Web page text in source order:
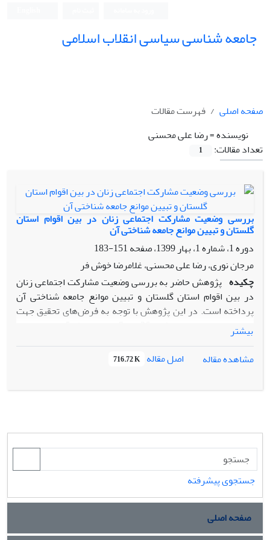
جامعه شناسی سیاسی انقلاب اسلامی
صفحه اصلی
فهرست مقالات
نویسنده =رضا علی محسنی
تعداد مقالات:
1
بررسی وضعیت مشارکت اجتماعی زنان در بین اقوام استان
گلستان و تبیین موانع جامعه شناختی آن
دوره 1، شماره 1، بهار 1399، صفحه
151-183
مرجان نوری، رضا علی محسنی، غلامرضا خوش فر
چکیده پژوهش حاضر به بررسی وضعیت مشارکت اجتماعی زنان
در بین اقوام استان گلستان و تبیین موانع جامعه شناختی آن
پرداخته است. در این پژوهش با توجه به فرض‌های تحقیق جهت
استنباطی استفاده شده است. بر اساس نتایج تحقیق، میزان
مدل رگرسیونی نیز برازندگی لازم را دارا می‌باشد. اما مقادیر تأثیر
شخصیتی به میزان 0.21 بر مشارکت اجتماعی تأثیر گذار است. پس
از چهار فرضیه دو مورد تأیید و دو مورد رد می‌شود. همچنین دو
بیشتر
مشاهده مقاله
اصل مقاله 716.72 K
جستجوی پیشرفته
صفحه اصلی